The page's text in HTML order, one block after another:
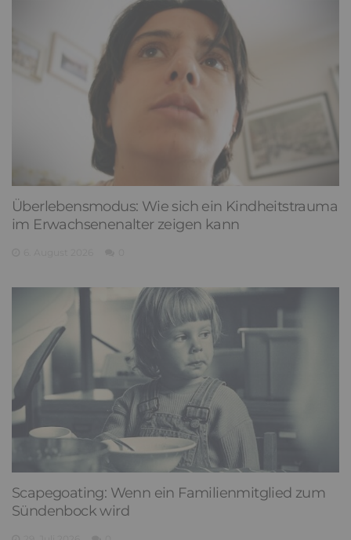
Überlebensmodus: Wie sich ein Kindheitstrauma
im Erwachsenenalter zeigen kann
Scapegoating: Wenn ein Familienmitglied zum
Sündenbock wird